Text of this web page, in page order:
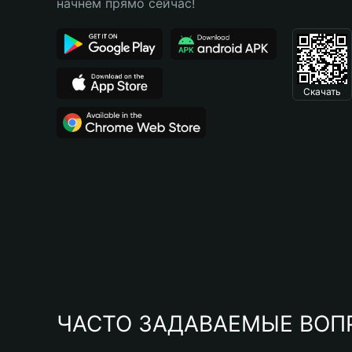
начнем прямо сейчас!
Скачать
ЧАСТО ЗАДАВАЕМЫЕ